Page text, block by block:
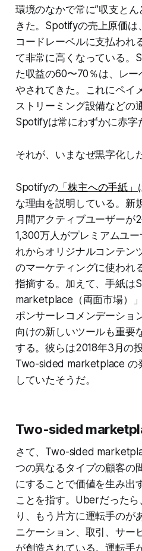
環境のなかで常に”収支と
きた。Spotifyの売上原価は
コードレーベルに支払われ
て非常に高くなっている。
た収益の60〜70％は、レ
やされてきた。これにペイ
ストリーミング設備などの
Spotifyは常にわずかに赤字
それが、いまなぜ黒字化し
Spotifyの「株主への手紙」
な理由を説明している。新
月間アクティブユーザーが
1,300万人がプレミアムユ
れからオリジナルコンテン
のマーケティングに使われ
指摘する。加えて、手紙
marketplace（両面市場）
ポンサーレコメンデーショ
向けの新しいツールも重要
する。彼らは2018年3月の
Two-sided marketplace の
していたそうだ。
Two-sided
さて、Two-sided
つの異なるタイプの顧客の
にすることで価値を生み出
ことを指す。Uberだった
り、もう片方に運転手のが
ニケーション、取引、サー
が創造されている。運転手